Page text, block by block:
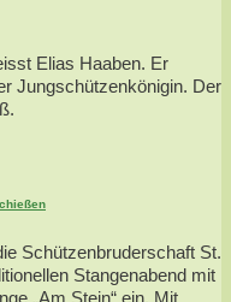
Elias Haaben. Er
Jungschützenkönigin. Der
Schützenbruderschaft St.
Stangenabend mit
„Am Stein“ ein. Mit